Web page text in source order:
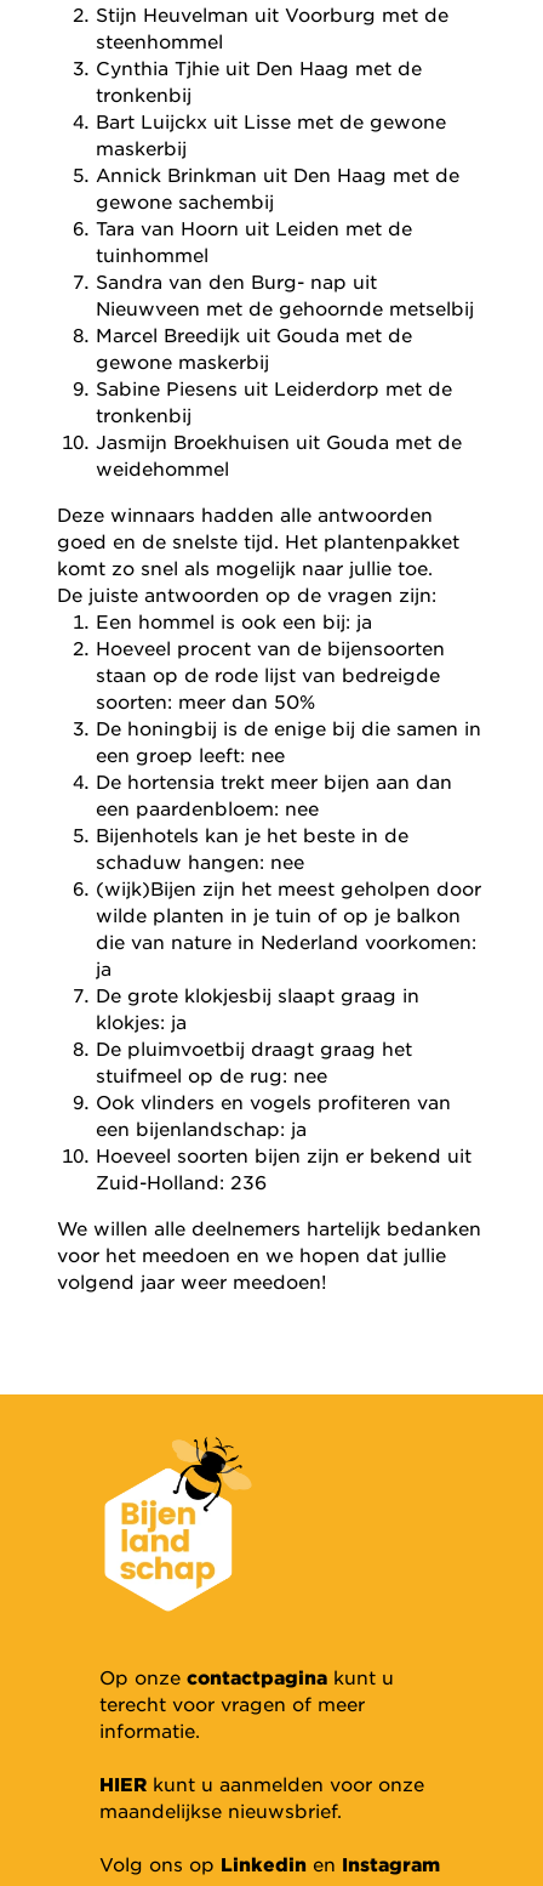
Stijn Heuvelman uit Voorburg met de
steenhommel
Cynthia Tjhie uit Den Haag met de
tronkenbij
Bart Luijckx uit Lisse met de gewone
maskerbij
Annick Brinkman uit Den Haag met de
gewone sachembij
Tara van Hoorn uit Leiden met de
tuinhommel
Sandra van den Burg- nap uit
Nieuwveen met de gehoornde metselbij
Marcel Breedijk uit Gouda met de
gewone maskerbij
Sabine Piesens uit Leiderdorp met de
tronkenbij
Jasmijn Broekhuisen uit Gouda met de
weidehommel
Deze winnaars hadden alle antwoorden
goed en de snelste tijd. Het plantenpakket
komt zo snel als mogelijk naar jullie toe.
De juiste antwoorden op de vragen zijn:
Een hommel is ook een bij: ja
Hoeveel procent van de bijensoorten
staan op de rode lijst van bedreigde
soorten: meer dan 50%
De honingbij is de enige bij die samen in
een groep leeft: nee
De hortensia trekt meer bijen aan dan
een paardenbloem: nee
Bijenhotels kan je het beste in de
schaduw hangen: nee
(wijk)Bijen zijn het meest geholpen door
wilde planten in je tuin of op je balkon
die van nature in Nederland voorkomen:
ja
De grote klokjesbij slaapt graag in
klokjes: ja
De pluimvoetbij draagt graag het
stuifmeel op de rug: nee
Ook vlinders en vogels profiteren van
een bijenlandschap: ja
Hoeveel soorten bijen zijn er bekend uit
Zuid-Holland: 236
We willen alle deelnemers hartelijk bedanken
voor het meedoen en we hopen dat jullie
volgend jaar weer meedoen!
Op onze contactpagina kunt u
terecht voor vragen of meer
informatie.
HIER kunt u aanmelden voor onze
maandelijkse nieuwsbrief.
Volg ons op Linkedin en Instagram